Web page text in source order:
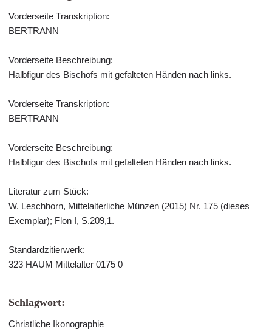
Vorderseite Transkription:
BERTRANN
Vorderseite Beschreibung:
Halbfigur des Bischofs mit gefalteten Händen nach links.
Vorderseite Transkription:
BERTRANN
Vorderseite Beschreibung:
Halbfigur des Bischofs mit gefalteten Händen nach links.
Literatur zum Stück:
W. Leschhorn, Mittelalterliche Münzen (2015) Nr. 175 (dieses
Exemplar); Flon I, S.209,1.
Standardzitierwerk:
323 HAUM Mittelalter 0175 0
Schlagwort:
Christliche Ikonographie